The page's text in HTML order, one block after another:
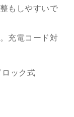
もしやすいで
充電コード対
ック式